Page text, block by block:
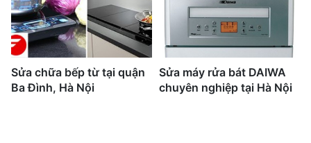
Sửa chữa bếp từ tại quận
Ba Đình, Hà Nội
Sửa máy rửa bát DAIWA
chuyên nghiệp tại Hà Nội